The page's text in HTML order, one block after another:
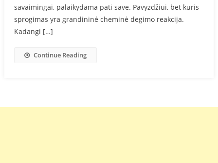
savaimingai, palaikydama pati save. Pavyzdžiui, bet kuris
sprogimas yra grandininė cheminė degimo reakcija.
Kadangi […]
Continue Reading